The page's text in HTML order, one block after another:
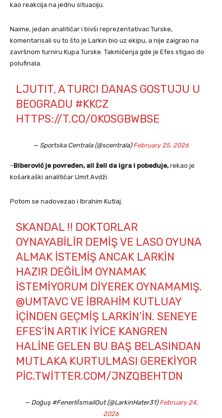
kao reakcija na jednu situaciju.
Naime, jedan analitičar i bivši reprezentativac Turske,
komentarisali su to što je Larkin bio uz ekipu, a nije zaigrao na
završnom turniru Kupa Turske. Takmičenja gde je Efes stigao do
polufinala.
LJUTIT, A TURCI DANAS GOSTUJU U
BEOGRADU #KKCZ
HTTPS://T.CO/0KOSGBWBSE
— Sportska Centrala (@scentrala)February 25, 2026
–Biberović je povređen, ali želi da igra i pobeđuje,rekao je
košarkaški analitičar Umit Avdži.
Potom se nadovezao i Ibrahim Kutlaj.
SKANDAL !! DOKTORLAR
OYNAYABILIR DEMIŞ VE LASO OYUNA
ALMAK ISTEMIŞ ANCAK LARKIN
HAZIR DEĞILIM OYNAMAK
ISTEMIYORUM DIYEREK OYNAMAMIŞ.
@UMTAVCVE İBRAHIM KUTLUAY
IÇINDEN GEÇMIŞ LARKIN’IN. SENEYE
EFES’IN ARTIK IYICE KANGREN
HALINE GELEN BU BAŞ BELASINDAN
MUTLAKA KURTULMASI GEREKIYOR
PIC.TWITTER.COM/JNZQBEHTDN
— Doğuş #FenerliİsmailOut (@LarkinHater31)February 24,
2026